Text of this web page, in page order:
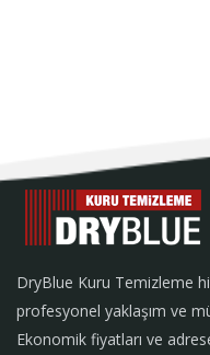
DryBlue Kuru Temizleme
profesyonel yaklaşım ve
Ekonomik fiyatları ve